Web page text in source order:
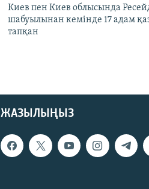
Киев пен Киев облысында
шабуылынан кемінде 17 адам
тапқан
ЖАЗЫЛЫҢЫЗ